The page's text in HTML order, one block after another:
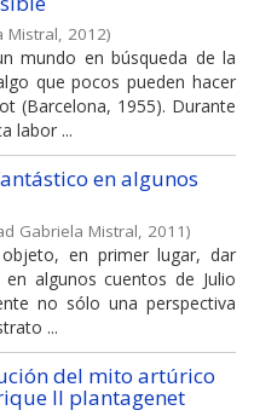
Mistral, 2012)
mundo en búsqueda de la
que pocos pueden hacer
(Barcelona, 1955). Durante
labor ...
en algunos
Gabriela Mistral, 2011)
en primer lugar, dar
algunos cuentos de Julio
no sólo una perspectiva
...
del mito artúrico
II plantagenet